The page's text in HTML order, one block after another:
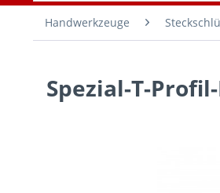
Handwerkzeuge
Spezial-T-